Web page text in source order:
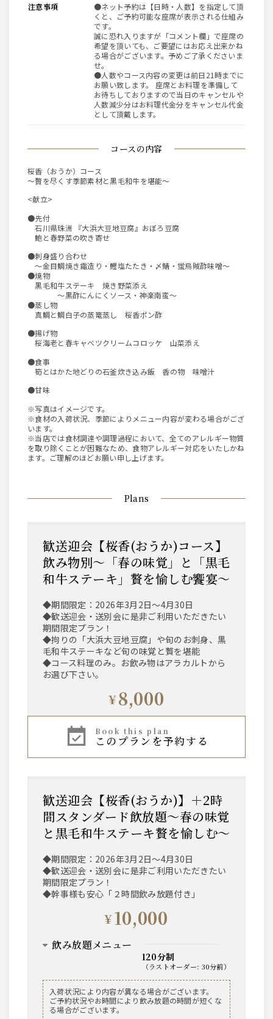
コースの内容
桜香（おうか）コース
～贅を尽くす季節素材と黒毛和牛を堪能～
<献立>
●先付
石川県珠洲 『大浜大豆地豆腐』おぼろ豆腐
鮑と春野菜の吹き寄せ
●刺身盛り合わせ
～金目鯛焼き霜造り・鰹塩たたき・〆鯖・蛍烏賊酢味噌～
●焼物
黒毛和牛ステーキ 焼き野菜添え
～黒酢にんにくソース・神楽南蛮～
●蒸し物
真鯛と鯛白子の蒸篭蒸し 桜香ポン酢
●揚げ物
桜海老と春キャベツクリームコロッケ 山菜添え
●食事
筍とはかた地どりの石釜炊き込み飯 香の物 味噌汁
●甘味
※写真はイメージです。
※食材の入荷状況、季節によりメニュー内容が変わる場合がござ
います。
※当店では食材調達や調理過程において、全てのアレルギー物質
を取り除くことが困難なため、食物アレルギー対応をいたしかね
ます。ご理解のほどお願い申し上げます。
注意事項
●ネット予約は【日時・人数】を指定して頂
くと、ご予約可能な座席が表示される仕組み
です。
誠に恐れ入りますが「コメント欄」で座席の
希望を頂いても、ご要望にはお応え出来かね
る場合がございます。予めご了承くださいま
せ。
●人数やコース内容の変更は前日21時までに
お願い致します。 座席とお料理を準備して
お待ちしておりますので当日のキャンセルや
人数減少分はお料理代金分をキャンセル代金
として頂戴します。
Plans
歓送迎会【桜香(おうか)コース】
飲み物別～「春の味覚」と「黒毛
和牛ステーキ」贅を愉しむ饗宴～
◆期間限定：2026年3月2日～4月30日
◆歓送迎会・送別会に是非ご利用いただきたい
期間限定プラン！
◆拘りの「大浜大豆地豆腐」や旬のお刺身、黒
毛和牛ステーキなど旬の味覚と贅を堪能
◆コース料理のみ。お飲み物はアラカルトから
お選び下さい。
¥8,000
book this plan
このプランを予約する
歓送迎会【桜香(おうか)】＋2時
間スタンダード飲放題～春の味覚
と黒毛和牛ステーキ贅を愉しむ～
◆期間限定：2026年3月2日～4月30日
◆歓送迎会・送別会に是非ご利用いただきたい
期間限定プラン！
◆幹事様も安心「２時間飲み放題付き」
¥10,000
飲み放題メニュー
120分制
（ ラストオーダー: 30分前）
ビール
ザ・プレミアム・モルツ 中瓶
入荷状況により内容が異なる場合がございます。
ご予約状況やお時間により飲み放題の時間が短くな
る場合がございます。